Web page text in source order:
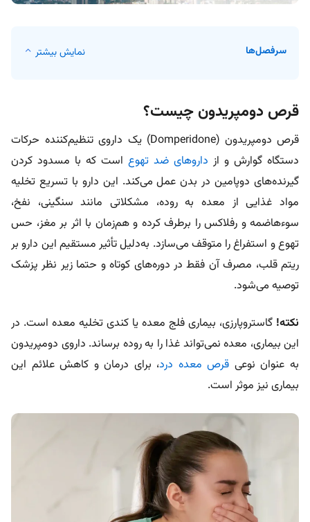
سرفصل‌ها نمایش بیشتر
قرص دومپریدون چیست؟
قرص دومپریدون (Domperidone)
یک داروی تنظیم‌کننده حرکات
دستگاه گوارش و از داروهای ضد تهوع است که با مسدود کردن
گیرنده‌های دوپامین در بدن عمل می‌کند. این دارو با تسریع تخلیه
مواد غذایی از معده به روده، مشکلاتی مانند سنگینی، نفخ،
سوءهاضمه و رفلاکس را برطرف کرده و هم‌زمان با اثر بر مغز، حس
تهوع و استفراغ را متوقف می‌سازد. به‌دلیل تأثیر مستقیم این دارو بر
ریتم قلب، مصرف آن فقط در دوره‌های کوتاه و حتما زیر نظر پزشک
توصیه می‌شود.
نکته! گاستروپارزی،‌ بیماری فلج معده یا کندی تخلیه معده است. در
این بیماری، معده نمی‌تواند غذا را به روده برساند. داروی دومپریدون
به عنوان نوعی قرص معده درد، برای درمان و کاهش علائم این
بیماری نیز موثر است.